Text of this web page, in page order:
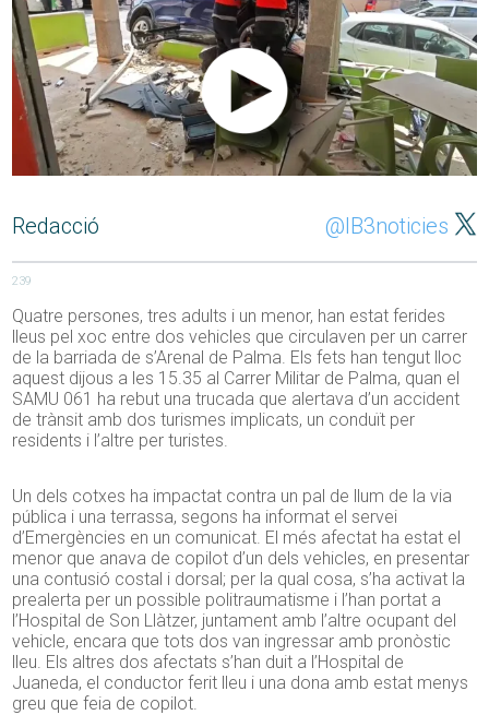
Redacció @IB3noticies
239
Quatre persones, tres adults i un menor, han estat ferides
lleus pel xoc entre dos vehicles que circulaven per un carrer
de la barriada de s’Arenal de Palma. Els fets han tengut lloc
aquest dijous a les 15.35 al Carrer Militar de Palma, quan el
SAMU 061 ha rebut una trucada que alertava d’un accident
de trànsit amb dos turismes implicats, un conduït per
residents i l’altre per turistes.
Un dels cotxes ha impactat contra un pal de llum de la via
pública i una terrassa, segons ha informat el servei
d’Emergències en un comunicat. El més afectat ha estat el
menor que anava de copilot d’un dels vehicles, en presentar
una contusió costal i dorsal; per la qual cosa, s’ha activat la
prealerta per un possible politraumatisme i l’han portat a
l’Hospital de Son Llàtzer, juntament amb l’altre ocupant del
vehicle, encara que tots dos van ingressar amb pronòstic
lleu. Els altres dos afectats s’han duit a l’Hospital de
Juaneda, el conductor ferit lleu i una dona amb estat menys
greu que feia de copilot.